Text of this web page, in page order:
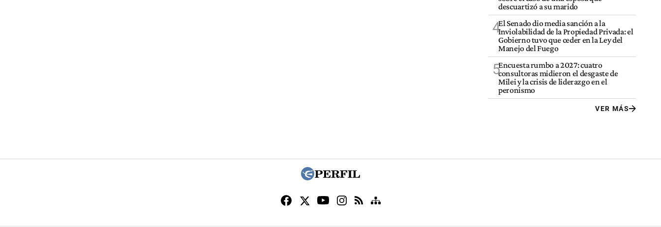
descuartizó a su marido
4El Senado dio media sanción a la
Inviolabilidad de la Propiedad Privada: el
Gobierno tuvo que ceder en la Ley del
Manejo del Fuego
5Encuesta rumbo a 2027: cuatro
consultoras midieron el desgaste de
Milei y la crisis de liderazgo en el
peronismo
VER MÁS